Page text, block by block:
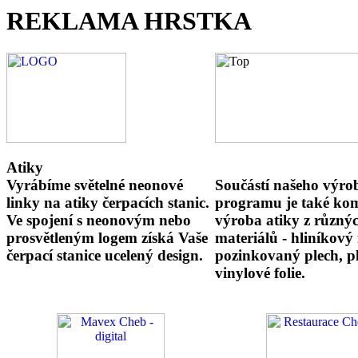
REKLAMA HRSTKA
Atiky
Vyrábíme světelné neonové
linky na atiky čerpacích stanic.
Ve spojení s neonovým nebo
prosvětleným logem získá Vaše
čerpací stanice ucelený design.
Součástí našeho
programu je také
výroba atiky z
materiálů - hliníkový
pozinkovaný plech,
vinylové folie.